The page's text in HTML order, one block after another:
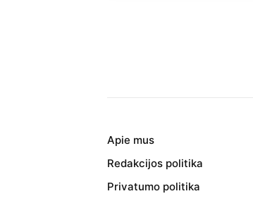
Apie mus
Redakcijos politika
Privatumo politika